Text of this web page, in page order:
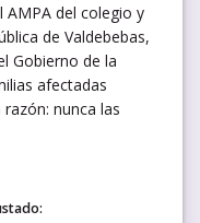
del colegio y
de Valdebebas,
Gobierno de la
afectadas
nunca las